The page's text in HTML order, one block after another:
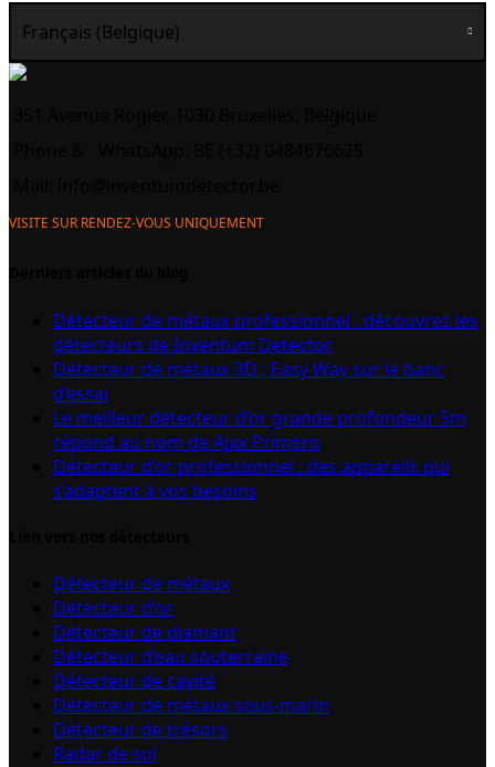
Français (Belgique)
VISITE SUR RENDEZ-VOUS UNIQUEMENT
Détecteur de métaux professionnel : découvrez les
détecteurs de Inventum Detector
Détecteur de métaux 3D : Easy Way sur le banc
d’essai
Le meilleur détecteur d’or grande profondeur 5m
répond au nom de Ajax Primero
Détecteur d’or professionnel : des appareils qui
s’adaptent à vos besoins
Détecteur de métaux
Détecteur d’or
Détecteur de diamant
Détecteur d’eau souterraine
Détecteur de cavité
Détecteur de métaux sous-marin
Détecteur de trésors
Radar de sol